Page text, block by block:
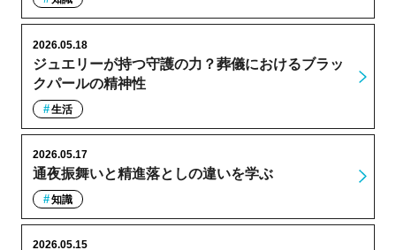
ジュエリーが持つ守護の力？葬儀におけるブラッ
クパールの精神性
2026.05.18
生活
通夜振舞いと精進落としの違いを学ぶ
2026.05.17
知識
2026.05.15